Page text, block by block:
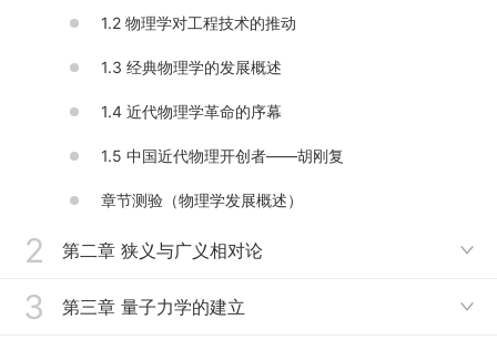
版，提升课程的高阶性。
课程评价与反馈：
物理学的发展历史与现状有所了解和掌握，从中体会物
了积极评价，如许多同学反映“课程信息量大、资料丰
映“有许多生动的例子，比较贴近生活”；还有些同学反
映“通过学习《近代物理专题》，我对量子力学的基本
原理有了更深入的理解，不仅改变了我们对物质世界的
面，让我了解到了物理前沿的科技应用”。同学们对于
1.2 物理学对工程技术的推动
1.3 经典物理学的发展概述
1.4 近代物理学革命的序幕
1.5 中国近代物理开创者——胡刚复
章节测验（物理学发展概述）
2 第二章 狭义与广义相对论 
2.1 爱因斯坦狭义与广义相对论
3 第三章 量子力学的建立 